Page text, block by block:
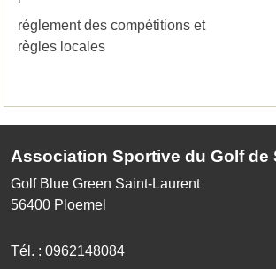
réglement des compétitions et
règles locales
Association Sportive du Golf de
Golf Blue Green Saint-Laurent
56400 Ploemel
Tél. : 0962148084